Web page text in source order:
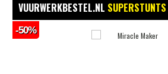
VUURWERKBESTEL.NL SUPERSTUNTS
-50%